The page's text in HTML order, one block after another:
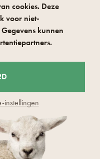
company s.r.o
Cookie-instellingen
van persoonsgegevens
cookies. Deze
voor niet-
kunnen
instellingen